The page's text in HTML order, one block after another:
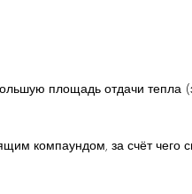
площадь отдачи тепла
компаундом, за счёт чего